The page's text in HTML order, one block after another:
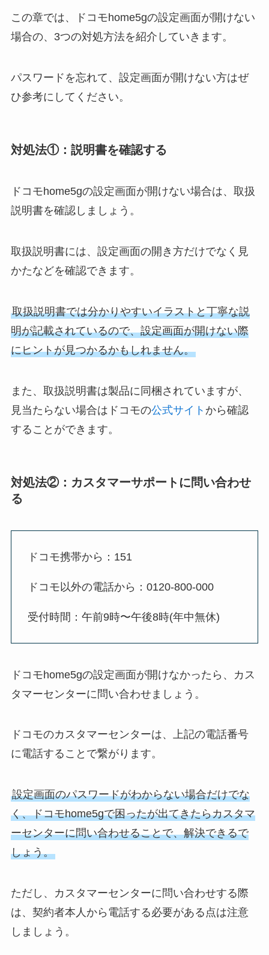
この章では、ドコモhome5gの設定画面が開けない
場合の、3つの対処方法を紹介していきます。
パスワードを忘れて、設定画面が開けない方はぜ
ひ参考にしてください。
対処法①：説明書を確認する
ドコモhome5gの設定画面が開けない場合は、取扱
説明書を確認しましょう。
取扱説明書には、設定画面の開き方だけでなく見
かたなどを確認できます。
取扱説明書では分かりやすいイラストと丁寧な説
明が記載されているので、設定画面が開けない際
にヒントが見つかるかもしれません。
また、取扱説明書は製品に同梱されていますが、
見当たらない場合はドコモの公式サイト から確認
することができます。
対処法②：カスタマーサポートに問い合わせ
る
ドコモ携帯から：151
ドコモ以外の電話から：0120-800-000
受付時間：午前9時〜午後8時(年中無休)
ドコモhome5gの設定画面が開けなかったら、カス
タマーセンターに問い合わせましょう。
ドコモのカスタマーセンターは、上記の電話番号
に電話することで繋がります。
設定画面のパスワードがわからない場合だけでな
く、ドコモhome5gで困ったが出てきたらカスタマ
ーセンターに問い合わせることで、解決できるで
しょう。
ただし、カスタマーセンターに問い合わせする際
は、契約者本人から電話する必要がある点は注意
しましょう。